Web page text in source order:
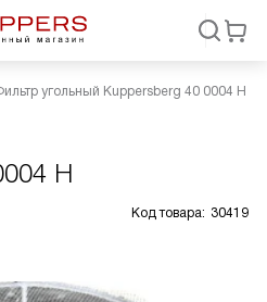
угольный Kuppersberg 40 0004 H
H
Код товара: 30419